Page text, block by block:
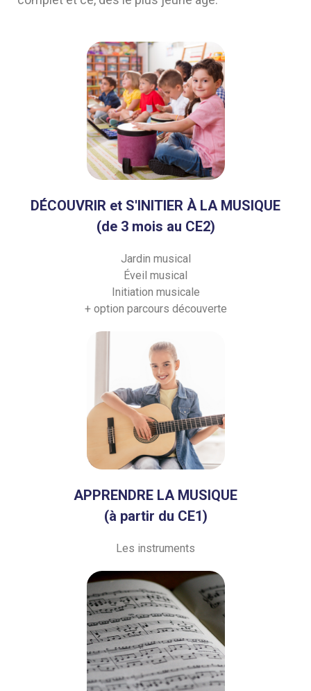
DÉCOUVRIR et S'INITIER À LA MUSIQUE
(de 3 mois au CE2)
Jardin musical
Éveil musical
Initiation musicale
+ option parcours découverte
APPRENDRE LA MUSIQUE
(à partir du CE1)
Les instruments